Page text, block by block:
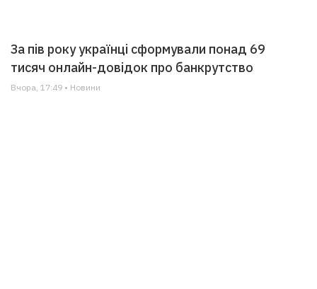
За пів року українці сформували понад 69
тисяч онлайн-довідок про банкрутство
Вчора, 17:49 • Новини